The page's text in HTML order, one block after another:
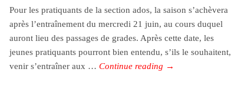
Pour les pratiquants de la section ados, la saison s’achèvera
après l’entraînement du mercredi 21 juin, au cours duquel
auront lieu des passages de grades. Après cette date, les
jeunes pratiquants pourront bien entendu, s’ils le souhaitent,
venir s’entraîner aux …Continue reading →